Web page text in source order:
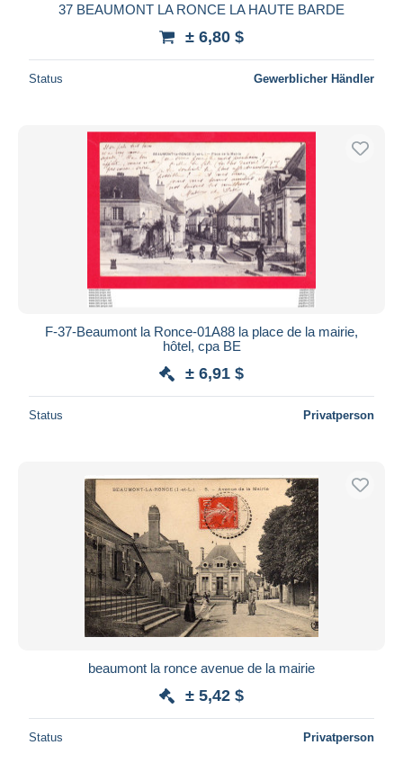
37 BEAUMONT LA RONCE LA HAUTE BARDE
± 6,80 $
Status Gewerblicher Händler
F-37-Beaumont la Ronce-01A88 la place de la mairie,
hôtel, cpa BE
± 6,91 $
Status Privatperson
beaumont la ronce avenue de la mairie
± 5,42 $
Status Privatperson